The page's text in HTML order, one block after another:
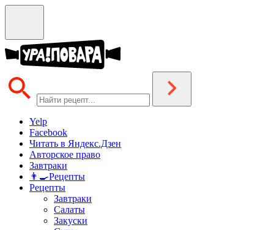
Yelp
Facebook
Читать в Яндекс.Дзен
Авторское право
Завтраки
👨‍🍳Рецепты
Рецепты
Завтраки
Салаты
Закуски